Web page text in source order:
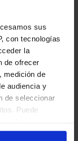
sus
con tecnologías
la
de ofrecer
medición de
audiencia y
de seleccionar
Puede
o clicando en
41
encuentra en
de lunes a